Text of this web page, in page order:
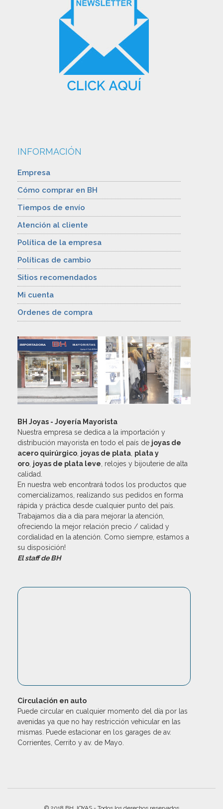
INFORMACIÓN
Empresa
Cómo comprar en BH
Tiempos de envío
Atención al cliente
Política de la empresa
Políticas de cambio
Sitios recomendados
Mi cuenta
Ordenes de compra
BH Joyas - Joyería Mayorista
Nuestra empresa se dedica a la importación y
distribución mayorista en todo el país de joyas de
acero quirúrgico joyas de plata plata y
oro joyas de plata leve , relojes y bijouterie de alta
calidad.
En nuestra web encontrará todos los productos que
comercializamos, realizando sus pedidos en forma
rápida y práctica desde cualquier punto del país.
Trabajamos día a día para mejorar la atención,
ofreciendo la mejor relación precio / calidad y
cordialidad en la atención. Como siempre, estamos a
su disposición!
El staff de BH
Circulación en auto
Puede circular en cualquier momento del día por las
avenidas ya que no hay restricción vehicular en las
mismas. Puede estacionar en los garages de av.
Corrientes, Cerrito y av. de Mayo.